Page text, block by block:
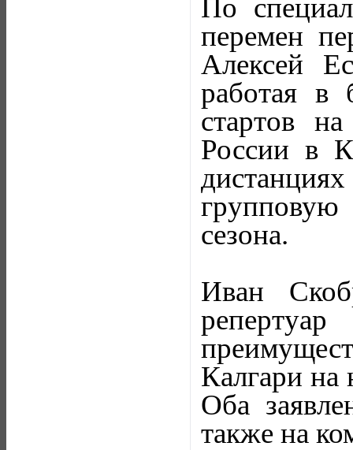
По
перемен
Алексей
работая в
стартов
России в
групповую
сезона.
Иван
Калгари на
Оба
также на